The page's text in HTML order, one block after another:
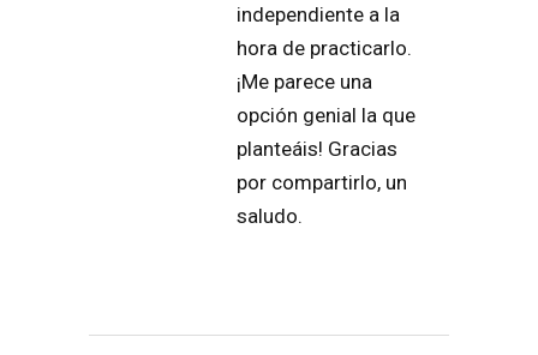
independiente a la
hora de practicarlo.
¡Me parece una
opción genial la que
planteáis! Gracias
por compartirlo, un
saludo.